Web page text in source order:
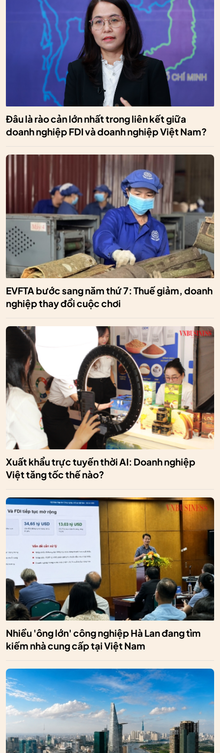
Đâu là rào cản lớn nhất trong liên kết giữa
doanh nghiệp FDI và doanh nghiệp Việt Nam?
EVFTA bước sang năm thứ 7: Thuế giảm, doanh
nghiệp thay đổi cuộc chơi
Xuất khẩu trực tuyến thời AI: Doanh nghiệp
Việt tăng tốc thế nào?
Nhiều 'ông lớn' công nghiệp Hà Lan đang tìm
kiếm nhà cung cấp tại Việt Nam